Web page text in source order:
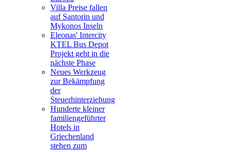
Villa Preise fallen
auf Santorin und
Mykonos Inseln
Eleonas' Intercity
KTEL Bus Depot
Projekt geht in die
nächste Phase
Neues Werkzeug
zur Bekämpfung
der
Steuerhinterziehung
Hunderte kleiner
familiengeführter
Hotels in
Griechenland
stehen zum